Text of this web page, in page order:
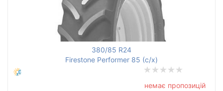
380/85 R24
Firestone Performer 85 (с/х)
немає пропозицій